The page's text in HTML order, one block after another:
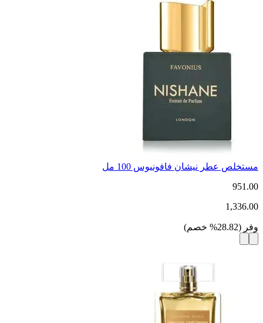
مستخلص عطر نيشان فافونيوس 100 مل
951.00
1,336.00
وفر (
28.82
% خصم)